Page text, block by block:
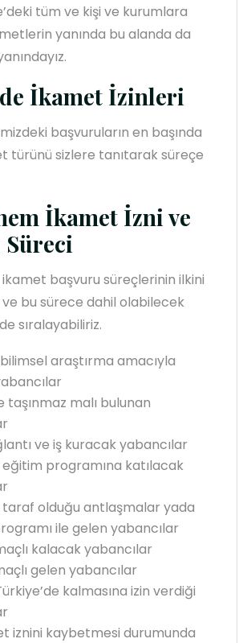
tüm ve kişi ve kurumlara
yanında bu alanda da
İkamet İzinleri
başvuruların en başında
türünü sizlere tanıtarak süreçe
İkamet İzni ve
başvuru süreçlerinin ilkini
bu sürece dahil olabilecek
sıralayabiliriz.
araştırma amacıyla
taşınmaz malı bulunan
ve iş kuracak yabancılar
eğitim programına katılacak
taraf olduğu antlaşmalar yada
ile gelen yabancılar
kalacak yabancılar
gelen yabancılar
kalmasına izin verdiği
iznini kaybetmesi durumunda